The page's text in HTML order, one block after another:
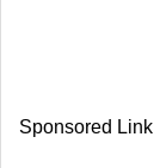
Sponsored Link